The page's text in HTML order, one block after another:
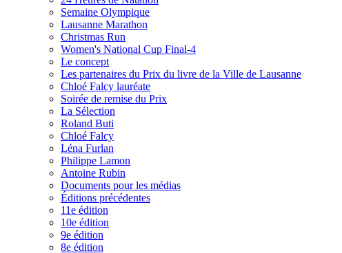
Semaine Olympique
Lausanne Marathon
Christmas Run
Women's National Cup Final-4
Le concept
Les partenaires du Prix du livre de la Ville de Lausanne
Chloé Falcy lauréate
Soirée de remise du Prix
La Sélection
Roland Buti
Chloé Falcy
Léna Furlan
Philippe Lamon
Antoine Rubin
Documents pour les médias
Éditions précédentes
11e édition
10e édition
9e édition
8e édition